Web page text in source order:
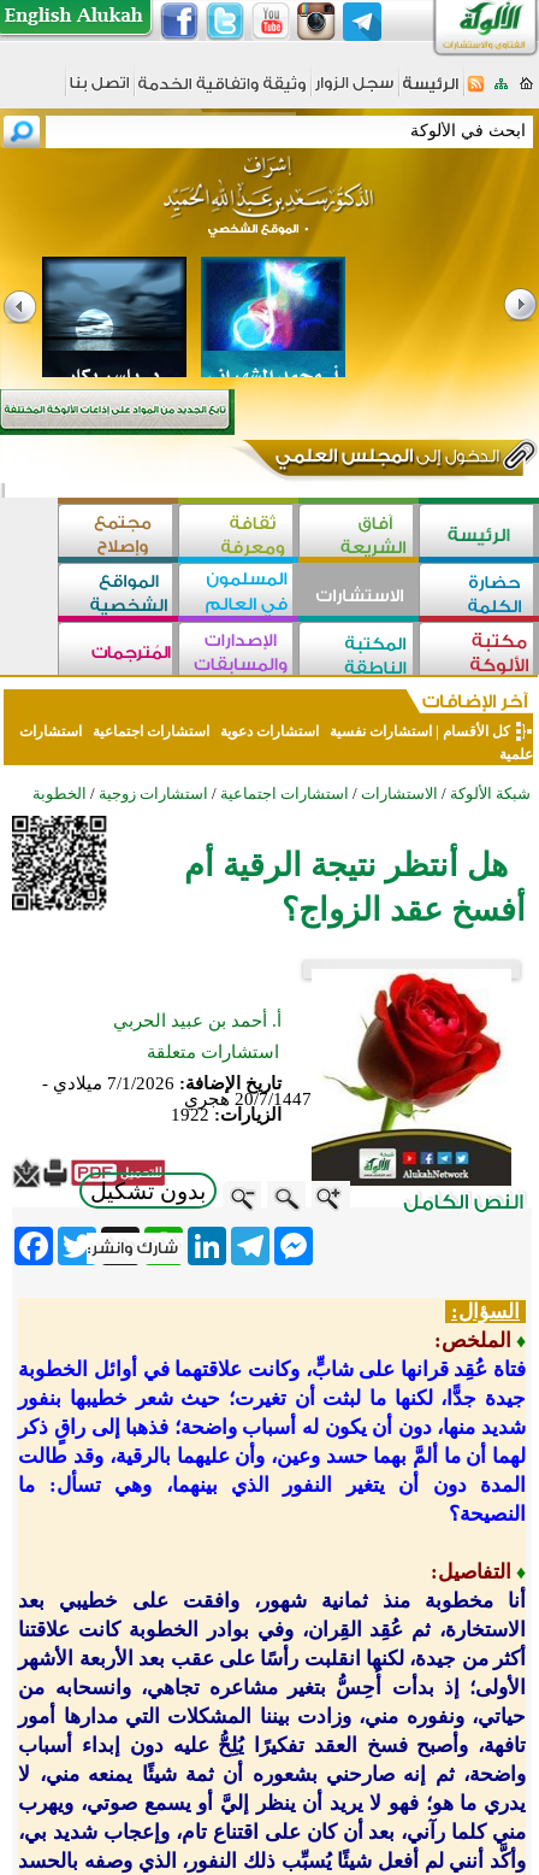
كل الأقسام استشارات نفسية استشارات دعوية استشارات اجتماعية
استشارات
علمية
شبكة الألوكة / الاستشارات / استشارات اجتماعية / استشارات زوجية / الخطوبة
هل أنتظر نتيجة الرقية أم
أفسخ عقد الزواج؟
أ. أحمد بن عبيد الحربي
استشارات متعلقة
تاريخ الإضافة:
7/1/2026 ميلادي -
20/7/1447 هجري
الزيارات: 1922
بدون تشكيل
Twitter X
WhatsApp
LinkedInTelegram
Messenger
السؤال:
♦ الملخص:
فتاة عُقِد قرانها على شابٍّ، وكانت علاقتهما في أوائل الخطوبة
جيدة جدًّا، لكنها ما لبثت أن تغيرت؛ حيث شعر خطيبها بنفور
شديد منها، دون أن يكون له أسباب واضحة؛ فذهبا إلى راقٍ ذكر
لهما أن ما ألمَّ بهما حسد وعين، وأن عليهما بالرقية، وقد طالت
المدة دون أن يتغير النفور الذي بينهما، وهي تسأل: ما
النصيحة؟
♦ التفاصيل:
أنا مخطوبة منذ ثمانية شهور، وافقت على خطيبي بعد
الاستخارة، ثم عُقِد القِران، وفي بوادر الخطوبة كانت علاقتنا
أكثر من جيدة، لكنها انقلبت رأسًا على عقب بعد الأربعة الأشهر
الأولى؛ إذ بدأت أُحِسُّ بتغير مشاعره تجاهي، وانسحابه من
حياتي، ونفوره مني، وزادت بيننا المشكلات التي مدارها أمور
تافهة، وأصبح فسخ العقد تفكيرًا يُلِحُّ عليه دون إبداء أسباب
واضحة، ثم إنه صارحني بشعوره أن ثمة شيئًا يمنعه مني، لا
يدري ما هو؛ فهو لا يريد أن ينظر إليَّ أو يسمع صوتي، ويهرب
مني كلما رآني، بعد أن كان على اقتناع تام، وإعجاب شديد بي،
وأكَّد أنني لم أفعل شيئًا يُسبِّب ذلك النفور، الذي وصفه بالحسد